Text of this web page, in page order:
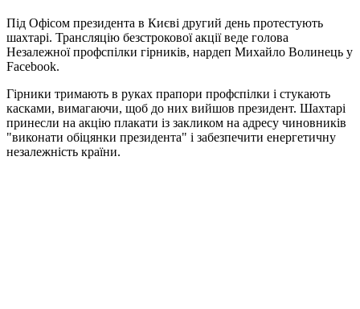
Під Офісом президента в Києві другий день протестують
шахтарі. Трансляцію безстрокової акції веде голова
Незалежної профспілки гірників, нардеп Михайло Волинець у
Facebook.
Гірники тримають в руках прапори профспілки і стукають
касками, вимагаючи, щоб до них вийшов президент. Шахтарі
принесли на акцію плакати із закликом на адресу чиновників
"виконати обіцянки президента" і забезпечити енергетичну
незалежність країни.